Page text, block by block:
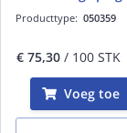
Producttype: 050359
€ 75,30 / 100 STK
Voeg toe